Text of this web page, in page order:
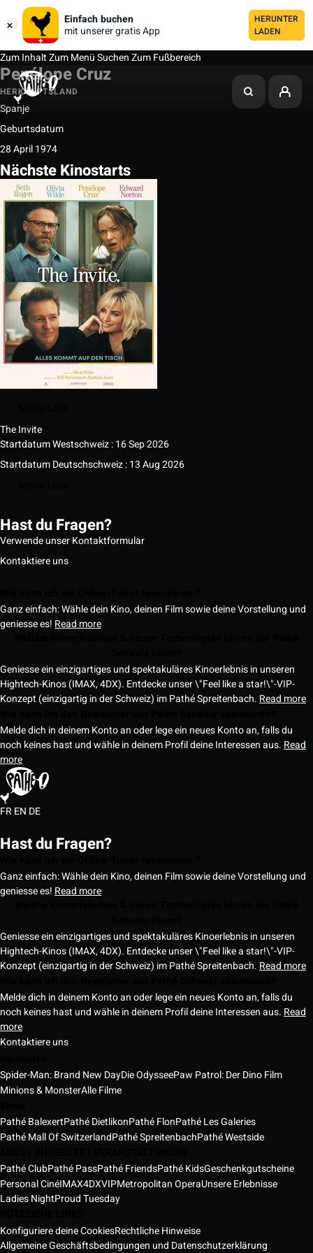
Einfach buchen
mit unserer gratis App
HERUNTER
LADEN
Zum InhaltZum MenüSuchenZum Fußbereich
Penélope Cruz
HERKUNFTSLAND
Spanje
Geburtsdatum
28 April 1974
Nächste Kinostarts
The Invite
Startdatum Westschweiz : 16 Sep 2026
Startdatum Deutschschweiz : 13 Aug 2026
Hast du Fragen?
Verwende unser Kontaktformular
Kontaktiere uns
Ganz einfach: Wähle dein Kino, deinen Film sowie deine Vorstellung und
geniesse es! Read more
Geniesse ein einzigartiges und spektakuläres Kinoerlebnis in unseren
Hightech-Kinos (IMAX, 4DX). Entdecke unser \"Feel like a star!\"-VIP-
Konzept (einzigartig in der Schweiz) im Pathé Spreitenbach. Read more
Melde dich in deinem Konto an oder lege ein neues Konto an, falls du
noch keines hast und wähle in deinem Profil deine Interessen aus. Read
more
FREN DE
Hast du Fragen?
Ganz einfach: Wähle dein Kino, deinen Film sowie deine Vorstellung und
geniesse es! Read more
Geniesse ein einzigartiges und spektakuläres Kinoerlebnis in unseren
Hightech-Kinos (IMAX, 4DX). Entdecke unser \"Feel like a star!\"-VIP-
Konzept (einzigartig in der Schweiz) im Pathé Spreitenbach. Read more
Melde dich in deinem Konto an oder lege ein neues Konto an, falls du
noch keines hast und wähle in deinem Profil deine Interessen aus. Read
more
Kontaktiere uns
Spider-Man: Brand New DayDie OdysseePaw Patrol: Der Dino Film
Minions & MonsterAlle Filme
Pathé BalexertPathé DietlikonPathé FlonPathé Les Galeries
Pathé Mall Of SwitzerlandPathé SpreitenbachPathé Westside
Pathé ClubPathé PassPathé FriendsPathé KidsGeschenkgutscheine
Personal CinéIMAX4DXVIPMetropolitan OperaUnsere Erlebnisse
Ladies NightProud Tuesday
Konfiguriere deine CookiesRechtliche Hinweise
Allgemeine Geschäftsbedingungen und Datenschutzerklärung